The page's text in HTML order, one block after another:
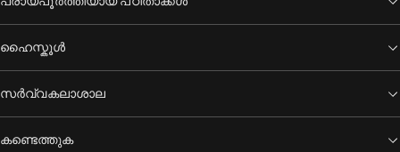
ഹൈസ്കൂൾ
സർവ്വകലാശാല
കണ്ടെത്തുക